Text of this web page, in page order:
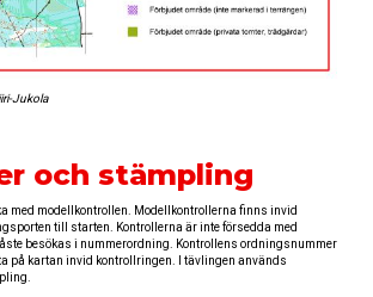
Jukola
och stämpling
med modellkontrollen. Modellkontrollerna finns invid
till starten. Kontrollerna är inte försedda med
besökas i nummerordning. Kontrollens ordningsnummer
på kartan invid kontrollringen. I tävlingen används